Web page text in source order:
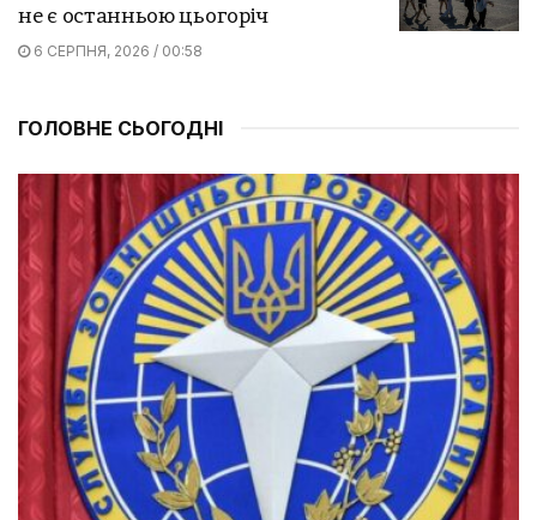
не є останньою цьогоріч
6 СЕРПНЯ, 2026 / 00:58
ГОЛОВНЕ СЬОГОДНІ